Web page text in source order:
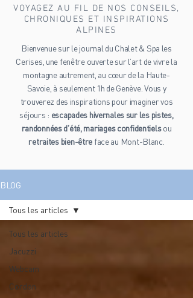
VOYAGEZ AU FIL DE NOS CONSEILS,
CHRONIQUES ET INSPIRATIONS
ALPINES
Bienvenue sur le journal du Chalet & Spa les
Cerises, une fenêtre ouverte sur l’art de vivre la
montagne autrement, au cœur de la Haute-
Savoie, à seulement 1h de Genève. Vous y
trouverez des inspirations pour imaginer vos
séjours : escapades hivernales sur les pistes,
randonnées d’été, mariages confidentielsou
retraites bien-être face au Mont-Blanc.
BLOG
Tous les articles
Jacuzzi
Webcam
Cordon
Tous les articles